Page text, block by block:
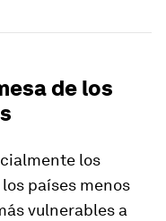
de los
los
países menos
vulnerables a